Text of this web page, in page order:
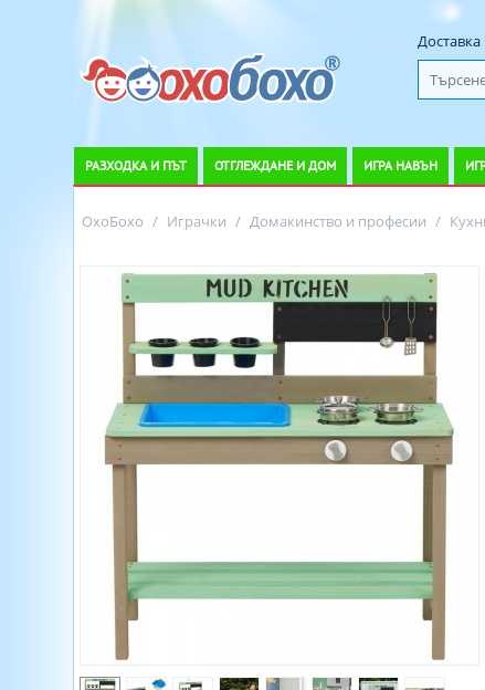
Доставка
РАЗХОДКА И ПЪТ ОТГЛЕЖДАНЕ И ДОМ ИГРА НАВЪН
ОхоБохо / Играчки / Домакинство и професии /